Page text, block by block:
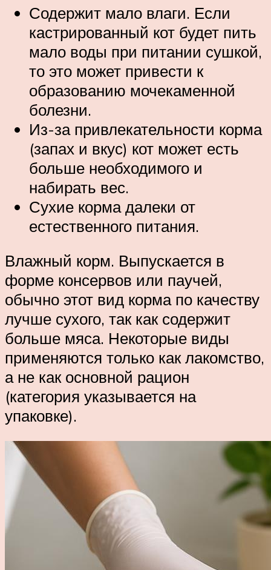
Содержит мало влаги. Если
кастрированный кот будет пить
мало воды при питании сушкой,
то это может привести к
образованию мочекаменной
болезни.
Из-за привлекательности корма
(запах и вкус) кот может есть
больше необходимого и
набирать вес.
Сухие корма далеки от
естественного питания.
Влажный корм. Выпускается в
форме консервов или паучей,
обычно этот вид корма по качеству
лучше сухого, так как содержит
больше мяса. Некоторые виды
применяются только как лакомство,
а не как основной рацион
(категория указывается на
упаковке).